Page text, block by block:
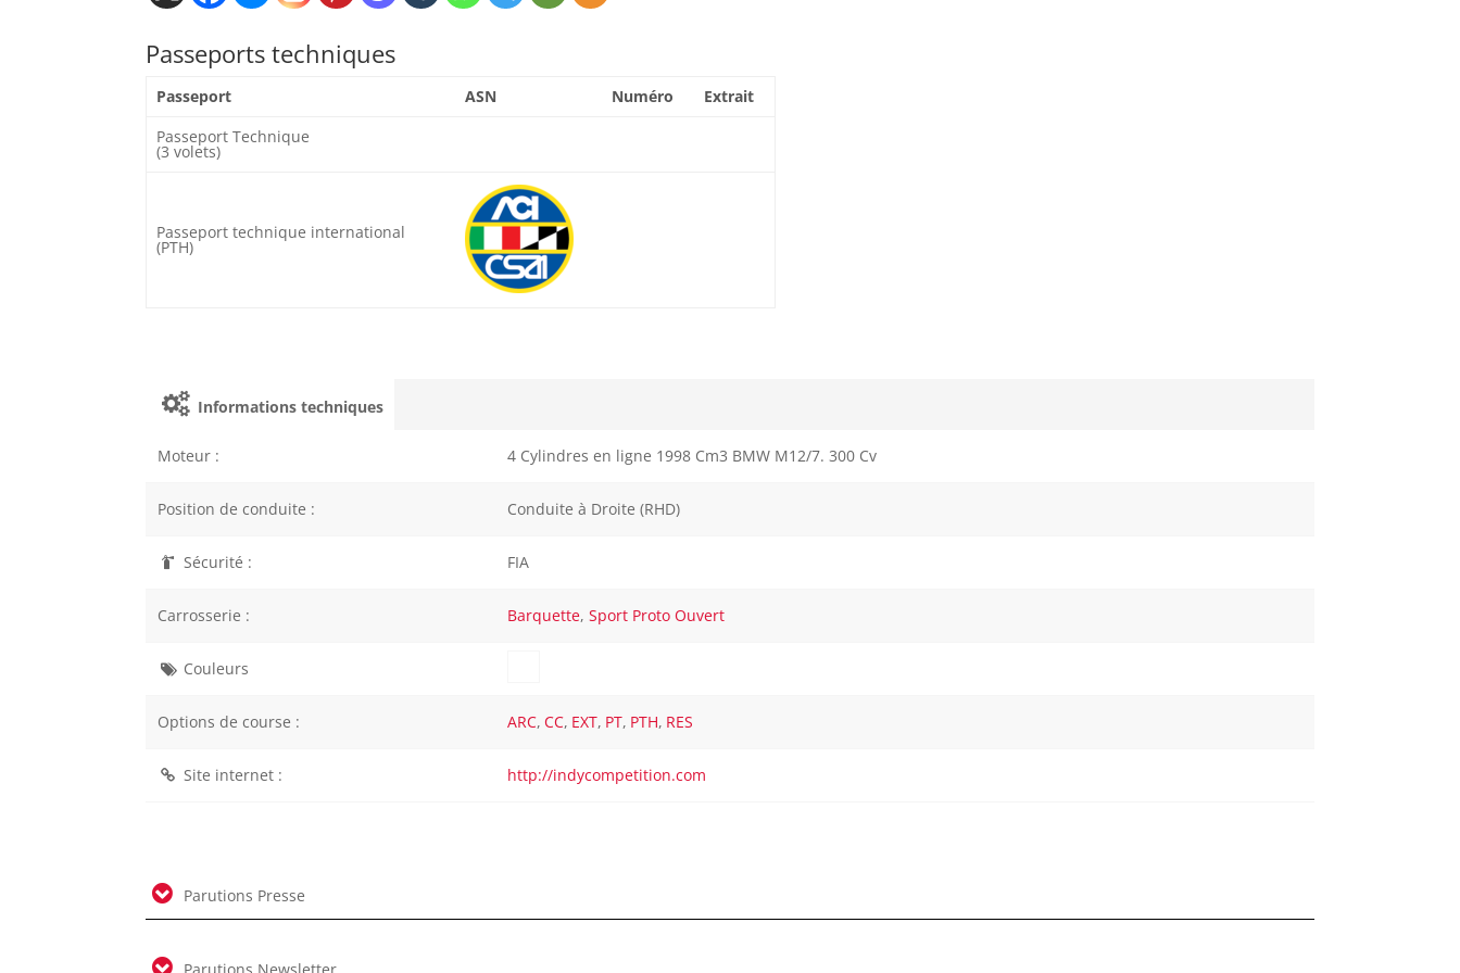
Passeports techniques
Passeport ASN Numéro
Extrait
Passeport Technique
(3 volets)
Passeport technique international
(PTH)
Informations techniques
Moteur : 4 Cylindres en ligne 1998 Cm3 BMW M12/7. 300 Cv
Position de conduite : Conduite à Droite (RHD)
Sécurité : FIA
Carrosserie : Barquette,Sport Proto Ouvert
Couleurs
Options de course : ARC, CC, EXT, PT, PTH, RES
Site internet : http://indycompetition.com
Parutions Presse